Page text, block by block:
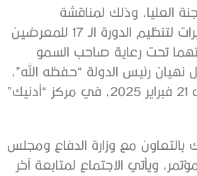
العليا، وذلك لمناقشة
الاستعدادات والتحضيرات لتنظيم الدورة الـ 17 للمعرضين
تحت رعاية صاحب السمو
نهيان رئيس الدولة “حفظه الله”،
في الفترة من 17 إلى 21 فبراير 2025، في مركز “أدنيك”
مع وزارة الدفاع ومجلس
ويأتي الاجتماع لمتابعة آخر